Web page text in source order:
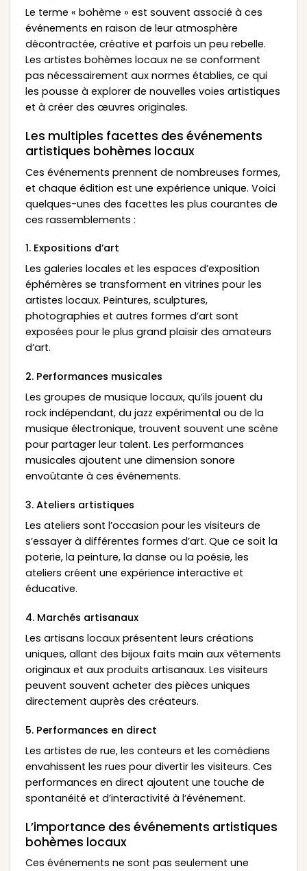
Le terme « bohème » est souvent associé à ces
événements en raison de leur atmosphère
décontractée, créative et parfois un peu rebelle.
Les artistes bohèmes locaux ne se conforment
pas nécessairement aux normes établies, ce qui
les pousse à explorer de nouvelles voies artistiques
et à créer des œuvres originales.
Les multiples facettes des événements
artistiques bohèmes locaux
Ces événements prennent de nombreuses formes,
et chaque édition est une expérience unique. Voici
quelques-unes des facettes les plus courantes de
ces rassemblements :
1. Expositions d’art
Les galeries locales et les espaces d’exposition
éphémères se transforment en vitrines pour les
artistes locaux. Peintures, sculptures,
photographies et autres formes d’art sont
exposées pour le plus grand plaisir des amateurs
d’art.
2. Performances musicales
Les groupes de musique locaux, qu’ils jouent du
rock indépendant, du jazz expérimental ou de la
musique électronique, trouvent souvent une scène
pour partager leur talent. Les performances
musicales ajoutent une dimension sonore
envoûtante à ces événements.
3. Ateliers artistiques
Les ateliers sont l’occasion pour les visiteurs de
s’essayer à différentes formes d’art. Que ce soit la
poterie, la peinture, la danse ou la poésie, les
ateliers créent une expérience interactive et
éducative.
4. Marchés artisanaux
Les artisans locaux présentent leurs créations
uniques, allant des bijoux faits main aux vêtements
originaux et aux produits artisanaux. Les visiteurs
peuvent souvent acheter des pièces uniques
directement auprès des créateurs.
5. Performances en direct
Les artistes de rue, les conteurs et les comédiens
envahissent les rues pour divertir les visiteurs. Ces
performances en direct ajoutent une touche de
spontanéité et d’interactivité à l’événement.
L’importance des événements artistiques
bohèmes locaux
Ces événements ne sont pas seulement une